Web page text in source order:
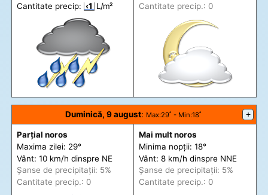
Cantitate precip: ‹1 L/m²
Cantitate precip.: 0
Duminică, 9 august: Max:29˚ - Min:18˚ +
Parțial noros
Maxima zilei: 29°
Vânt: 10 km/h dinspre NE
Șanse de precipitații: 5%
Cantitate precip.: 0
Mai mult noros
Minima nopții: 18°
Vânt: 8 km/h dinspre NNE
Șanse de precipitații: 5%
Cantitate precip.: 0